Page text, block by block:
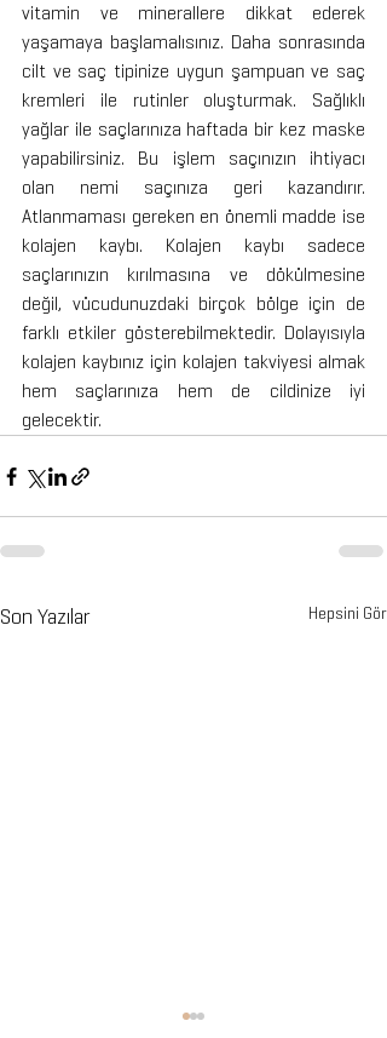
vitamin ve minerallere dikkat ederek
yaşamaya başlamalısınız. Daha sonrasında
cilt ve saç tipinize uygun şampuan ve saç
kremleri ile rutinler oluşturmak. Sağlıklı
yağlar ile saçlarınıza haftada bir kez maske
yapabilirsiniz. Bu işlem saçınızın ihtiyacı
olan nemi saçınıza geri kazandırır.
Atlanmaması gereken en önemli madde ise
kolajen kaybı. Kolajen kaybı sadece
saçlarınızın kırılmasına ve dökülmesine
değil, vücudunuzdaki birçok bölge için de
farklı etkiler gösterebilmektedir. Dolayısıyla
kolajen kaybınız için kolajen takviyesi almak
hem saçlarınıza hem de cildinize iyi
gelecektir.
Son Yazılar Hepsini Gör